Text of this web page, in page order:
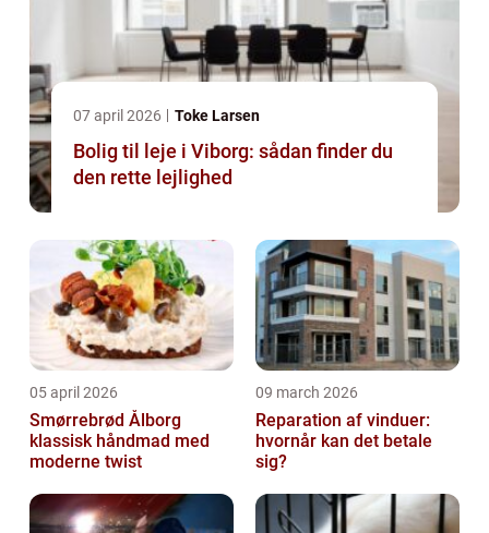
07 april 2026 Toke Larsen
Bolig til leje i Viborg: sådan finder du
den rette lejlighed
05 april 2026
Smørrebrød Ålborg
klassisk håndmad med
moderne twist
09 march 2026
Reparation af vinduer:
hvornår kan det betale
sig?